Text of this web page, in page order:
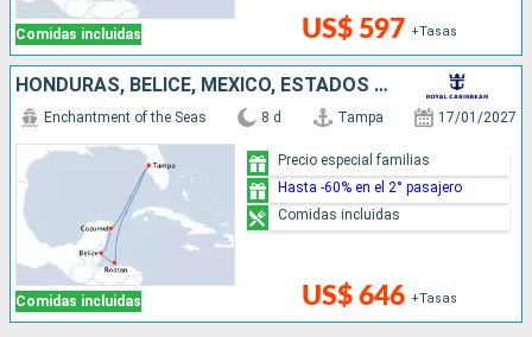
Comidas incluidas US$ 597 +Tasas
HONDURAS, BELICE, MÉXICO, ESTADOS UNIDOS
Comidas incluidas
Enchantment of the Seas 8 d Tampa 17/01/2027
US$ 646 +Tasas
Precio especial familias
Hasta -60% en el 2° pasajero
Comidas incluidas